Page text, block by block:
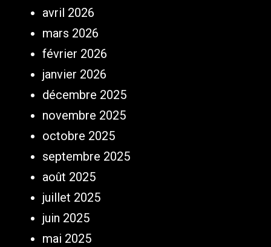
avril 2026
mars 2026
février 2026
janvier 2026
décembre 2025
novembre 2025
octobre 2025
septembre 2025
août 2025
juillet 2025
juin 2025
mai 2025